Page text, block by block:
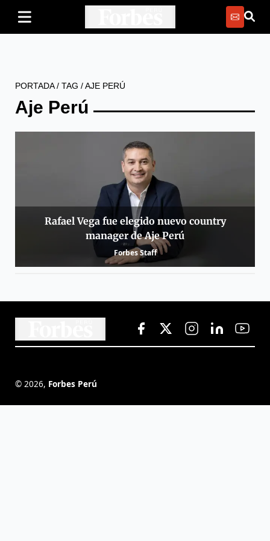
PORTADA/ TAG /AJE PERÚ
Aje Perú
Rafael Vega fue elegido nuevo country
manager de Aje Perú
Forbes Staff
© 2026, Forbes Perú